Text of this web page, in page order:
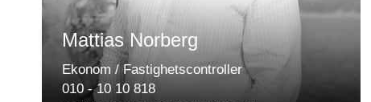
Mattias Norberg
Ekonom / Fastighetscontroller
010 - 10 10 818